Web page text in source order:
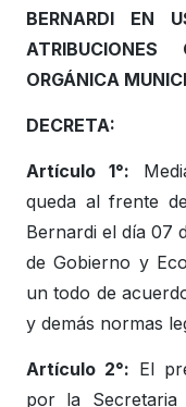
BERNARDI EN
ORGÁNICA
DECRETA:
Artículo 1°:
queda al frente
Bernardi el día 07
de Gobierno y
un todo de
y demás normas
Artículo 2°: El
por la Secretaria